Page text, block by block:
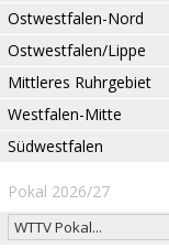
Ostwestfalen-Nord
Ostwestfalen/Lippe
Mittleres Ruhrgebiet
Westfalen-Mitte
Südwestfalen
Pokal 2026/27